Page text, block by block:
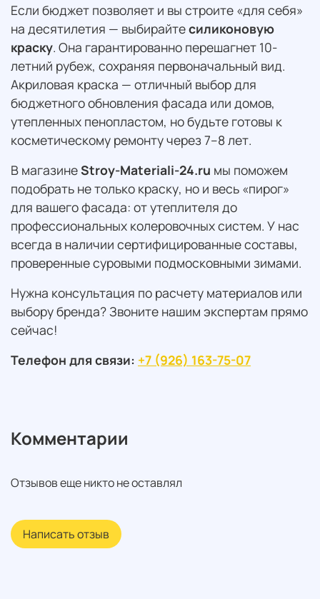
Если бюджет позволяет и вы строите «для себя»
на десятилетия — выбирайтесиликоновую
краску. Она гарантированно перешагнет 10-
летний рубеж, сохраняя первоначальный вид.
Акриловая краска — отличный выбор для
бюджетного обновления фасада или домов,
утепленных пенопластом, но будьте готовы к
косметическому ремонту через 7–8 лет.
В магазинеStroy-Materiali-24.ru мы поможем
подобрать не только краску, но и весь «пирог»
для вашего фасада: от утеплителя до
профессиональных колеровочных систем. У нас
всегда в наличии сертифицированные составы,
проверенные суровыми подмосковными зимами.
Нужна консультация по расчету материалов или
выбору бренда? Звоните нашим экспертам прямо
сейчас!
Телефон для связи: +7 (926) 163-75-07
Комментарии
Отзывов еще никто не оставлял
Написать отзыв